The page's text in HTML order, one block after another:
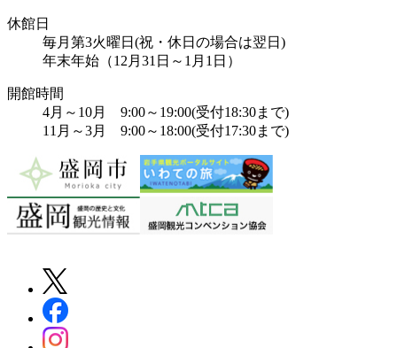
休館日
毎月第3火曜日(祝・休日の場合は翌日)
年末年始（12月31日～1月1日）
開館時間
4月～10月 9:00～19:00(受付18:30まで)
11月～3月 9:00～18:00(受付17:30まで)